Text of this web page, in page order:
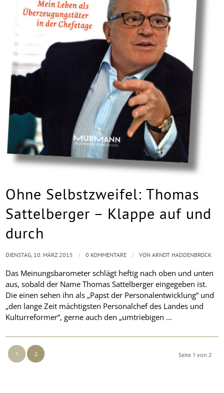
Ohne Selbstzweifel: Thomas
Sattelberger – Klappe auf und
durch
Das Meinungsbarometer schlägt heftig nach oben und unten
aus, sobald der Name Thomas Sattelberger eingegeben ist.
Die einen sehen ihn als „Papst der Personalentwicklung“ und
„den lange Zeit mächtigsten Personalchef des Landes und
Kulturreformer“, gerne auch den „umtriebigen …
DIENSTAG, 10. MÄRZ 2015 / 0 KOMMENTARE / VONARNDT HADDENBROCK
Seite 1 von 2
1 2